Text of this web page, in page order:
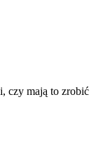
czy mają to zrobić